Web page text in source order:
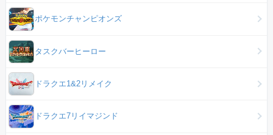
ポケモンチャンピオンズ
タスクバーヒーロー
ドラクエ1&2リメイク
ドラクエ7リイマジンド